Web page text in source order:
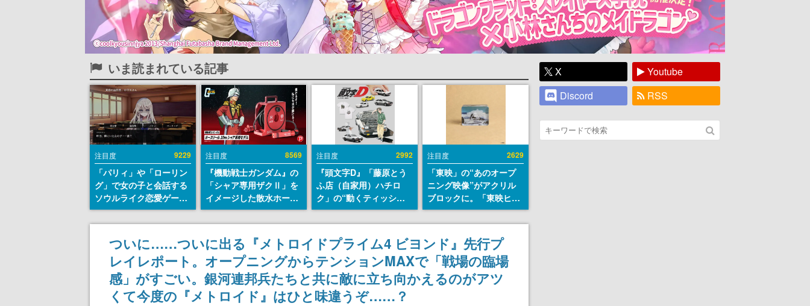
いま読まれている記事
注目度 9229
「パリィ」や「ローリン
グ」で女の子と会話する
ソウルライク恋愛ゲーム
『小早川さんはソウルラ
イク』無料公開。返事に
DIED」
注目度 8569
『機動戦士ガンダム』の
「シャア専用ザクⅡ」を
イメージした散水ホース
リールが予約開始。本体
にはシャアのパーソナル
マークやジオン公国軍の
エンブレム、型式番号な
どを配置
注目度 2992
『頭文字D』「藤原とう
ふ店（自家用）ハチロ
ク」の“動くティッシュ
ケース”が買えるポップ
アップショップが開催
へ。マンガの舞台である
群馬の「イオンモール高
崎」にて、8月11日から8
月20日までの期間限定で
開催予定
注目度 2629
「東映」の“あのオープ
ニング映像”がアクリル
ブロックに。「東映ヒス
トリカル グッズコレクシ
ョン」が8月下旬より発
ついに……ついに出る『メトロイドプライム4 ビヨンド』先行プ
レイレポート。オープニングからテンションMAXで「戦場の臨場
感」がすごい。銀河連邦兵たちと共に敵に立ち向かえるのがアツ
くて今度の『メトロイド』はひと味違うぞ……？
X
Youtube
Discord
RSS